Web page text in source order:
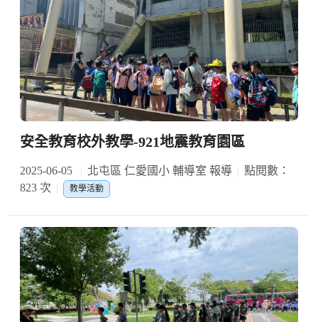
安全教育校外教學-921地震教育園區
2025-06-05 北屯區 仁愛國小 輔導室 報導
點閱數：
823 次
教學活動